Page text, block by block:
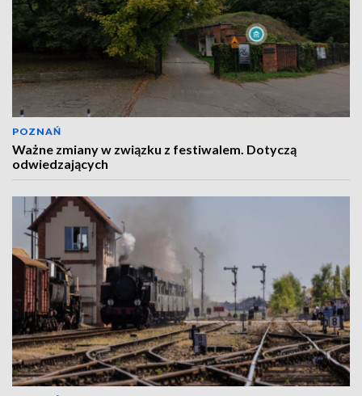
POZNAŃ
Ważne zmiany w związku z festiwalem. Dotyczą
odwiedzających